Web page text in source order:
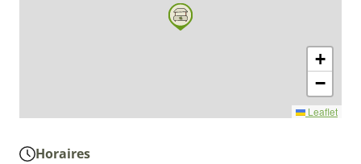
+
−
Leaflet
Horaires